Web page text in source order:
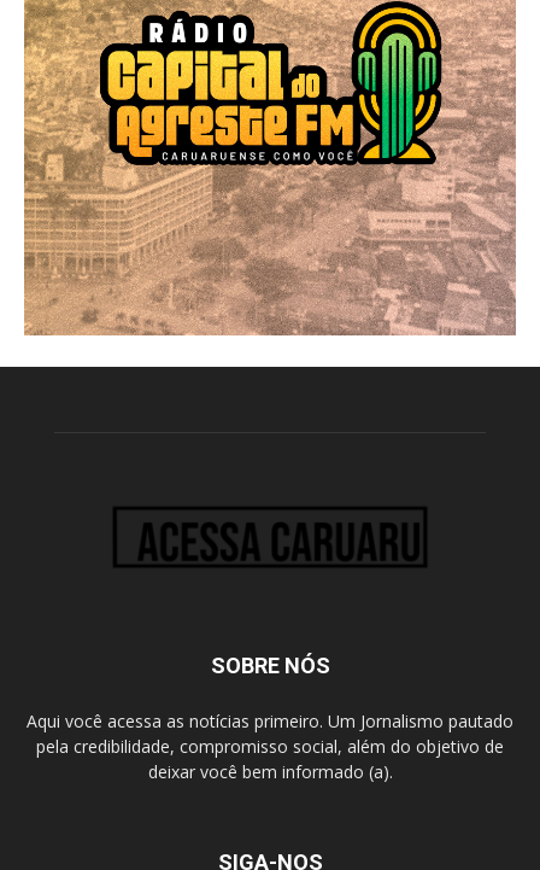
SOBRE NÓS
Aqui você acessa as notícias primeiro. Um Jornalismo pautado
pela credibilidade, compromisso social, além do objetivo de
deixar você bem informado (a).
SIGA-NOS